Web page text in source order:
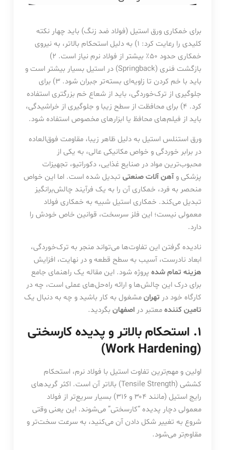
برای خمکاری ورق استیل (فولاد ضد زنگ) باید چهار نکته
کلیدی را رعایت کرد: ۱) به دلیل استحکام بالاتر، به نیروی
خمکاری حدود ۵۰٪ بیشتر از فولاد نرم نیاز است. ۲)
بازگشت فنری (Springback) در استیل بسیار بیشتر است و
باید با خم کردن تا زاویه‌ای بسته‌تر جبران شود. ۳) برای
جلوگیری از ترک‌خوردگی، باید از شعاع خم بزرگتری استفاده
کرد. ۴) برای محافظت از سطح زیبا و جلوگیری از خراشیدگی،
باید از فیلم‌های محافظ یا ابزارهای مخصوص استفاده شود.
ورق استنلس استیل به دلیل ظاهر زیبا، مقاومت فوق‌العاده
در برابر خوردگی و خواص مکانیکی عالی، به یکی از
محبوب‌ترین مواد در صنایع غذایی، دکوراتیو، تجهیزات
پزشکی و آهن آلات صنعتیتبدیل شده است. اما این خواص
منحصر به فرد، خمکاری آن را به یک فرآیند چالش‌برانگیز
تبدیل می‌کند. خمکاری استیل شبیه به خمکاری فولاد
معمولی نیست؛ این فلز سرسخت، قوانین خاص خودش را
دارد.
نادیده گرفتن این تفاوت‌ها می‌تواند منجر به ترک‌خوردگی،
ابعاد نادرست، آسیب به سطح قطعه و در نهایت، افزایش
هزینه تمام شدهپروژه شود. این مقاله یک راهنمای جامع
برای درک این چالش‌ها و ارائه راه‌حل‌های عملی است، چه در
کارگاه خود در تهرانمشغول به کار باشید و چه به دنبال یک
تامین کنندهمعتبر دراصفهانبگردید.
۱. استحکام بالاتر و پدیده کارسختی
(Work Hardening)
اولین و مهم‌ترین تفاوت استیل با فولاد نرم، استحکام
کششی (Tensile Strength) بالاتر آن است. اکثر گریدهای
رایج استیل (مانند ۳۰۴ و ۳۱۶) بسیار سریع‌تر از فولاد
معمولی دچار پدیده “کارسختی” می‌شوند. این یعنی وقتی
شروع به تغییر شکل دادن آن می‌کنید، به سرعت سخت‌تر و
مقاوم‌تر می‌شود.